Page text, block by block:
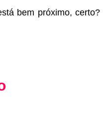
bem próximo, certo?